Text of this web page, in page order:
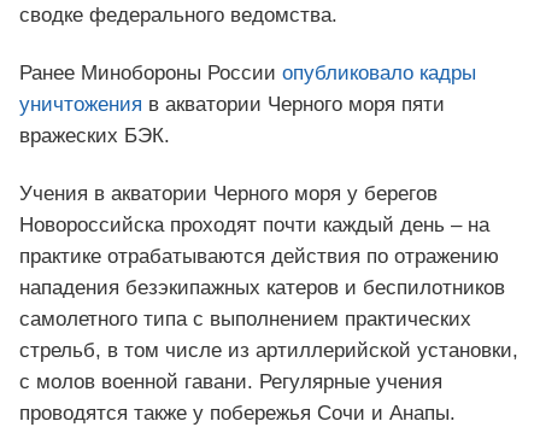
сводке федерального ведомства.
Ранее Минобороны России опубликовало кадры
уничтожения в акватории Черного моря пяти
вражеских БЭК.
Учения в акватории Черного моря у берегов
Новороссийска проходят почти каждый день – на
практике отрабатываются действия по отражению
нападения безэкипажных катеров и беспилотников
самолетного типа с выполнением практических
стрельб, в том числе из артиллерийской установки,
с молов военной гавани. Регулярные учения
проводятся также у побережья Сочи и Анапы.